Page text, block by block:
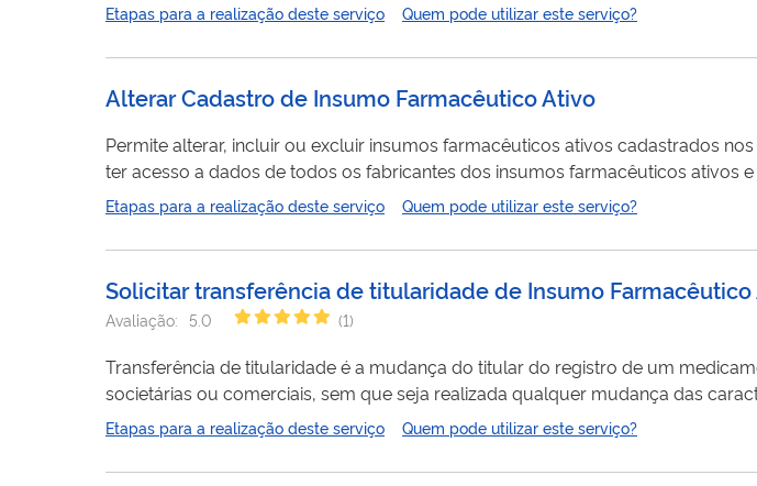
Etapas para a realização deste serviço Quem pode utilizar este serviço?
Alterar Cadastro de Insumo Farmacêutico Ativo
Permite alterar, incluir ou excluir insumos farmacêuticos ativos cadastrados nos sistemas da Anvisa. O
ter acesso a dados de todos os fabricantes dos insumos farmacêuticos ativos
qualquer tipo, caso os insumos não tenham sido obtidos diretamente do
correta identificação dos fabricantes e
Etapas para a realização deste serviço Quem pode utilizar este serviço?
Solicitar transferência de titularidade de Insumo
Avaliação: 5.0 (1)
Transferência de titularidade é a mudança do titular do registro de um
societárias ou comerciais, sem que seja realizada qualquer mudança das
pedido deve ser feito pela empresa sucessora, que terá os direitos e obrigações sobre o produto. Saiba
de titularidade . O roteiro para o peticionamento de transferência de
Etapas para a realização deste serviço Quem pode utilizar este serviço?